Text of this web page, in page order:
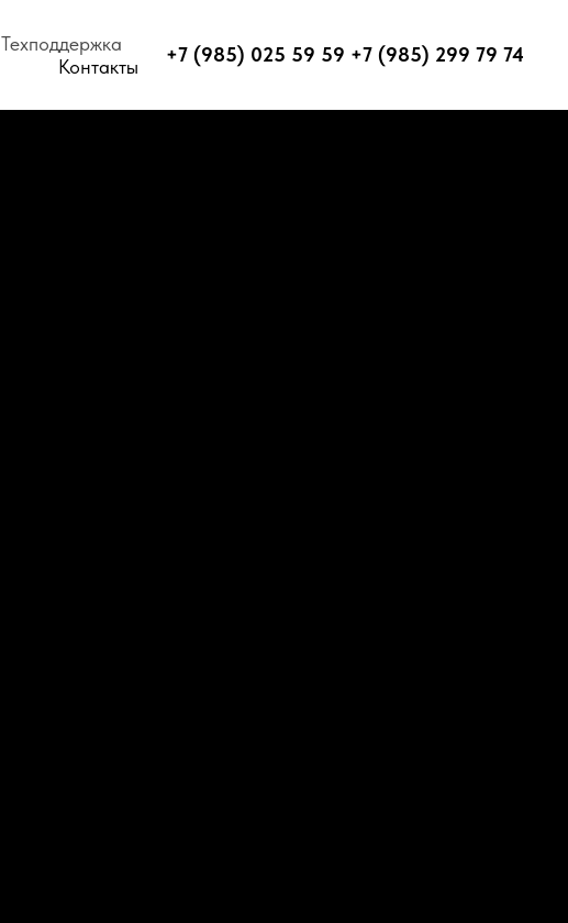
Техподдержка
Контакты
+7 (985) 025 59 59 +7 (985) 299 79 74